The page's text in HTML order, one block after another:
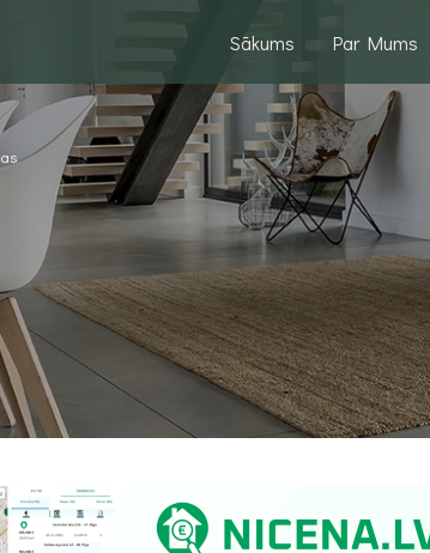
Sākums Par Mums